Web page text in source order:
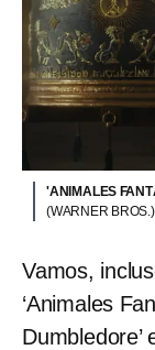
'ANIMALES
(WARNER BROS.)
Vamos,
‘Animales